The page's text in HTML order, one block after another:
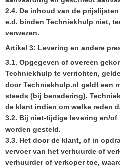
2.4. De inhoud van de
e.d. binden Techniekhulp niet,
verwezen.
Artikel 3: Levering en andere
3.1. Opgegeven of overeen
Techniekhulp te verrichten,
door Techniekhulp.nl geldt een
steeds (bij benadering).
de klant indien om welke reden
3.2. Bij niet-tijdige levering en/
worden gesteld.
3.3. Het door de klant, of in
vervoer van het verhuurde of
verhuurder of verkoper toe,